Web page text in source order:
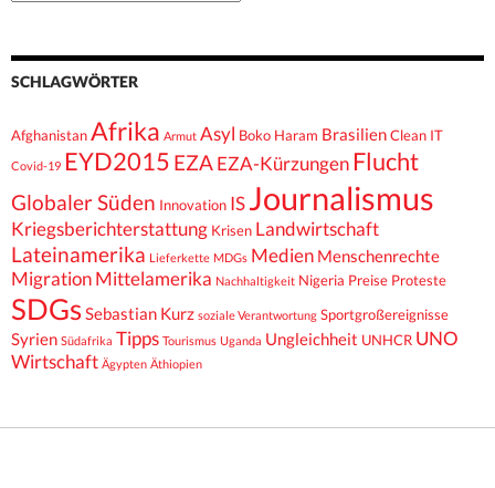
SCHLAGWÖRTER
AfghanistanAfrika Armut Asyl Boko Haram BrasilienClean IT
Covid-19 EYD2015 EZA EZA-Kürzungen Flucht
Globaler Süden Innovation IS Journalismus
Kriegsberichterstattung Krisen Landwirtschaft
Lateinamerika Lieferkette MDGs Medien Menschenrechte
Migration Mittelamerika Nachhaltigkeit Nigeria Preise Proteste
SDGsSebastian Kurz soziale Verantwortung Sportgroßereignisse
Syrien Südafrika Tipps Tourismus Uganda Ungleichheit UNHCR UNO
Wirtschaft Ägypten Äthiopien